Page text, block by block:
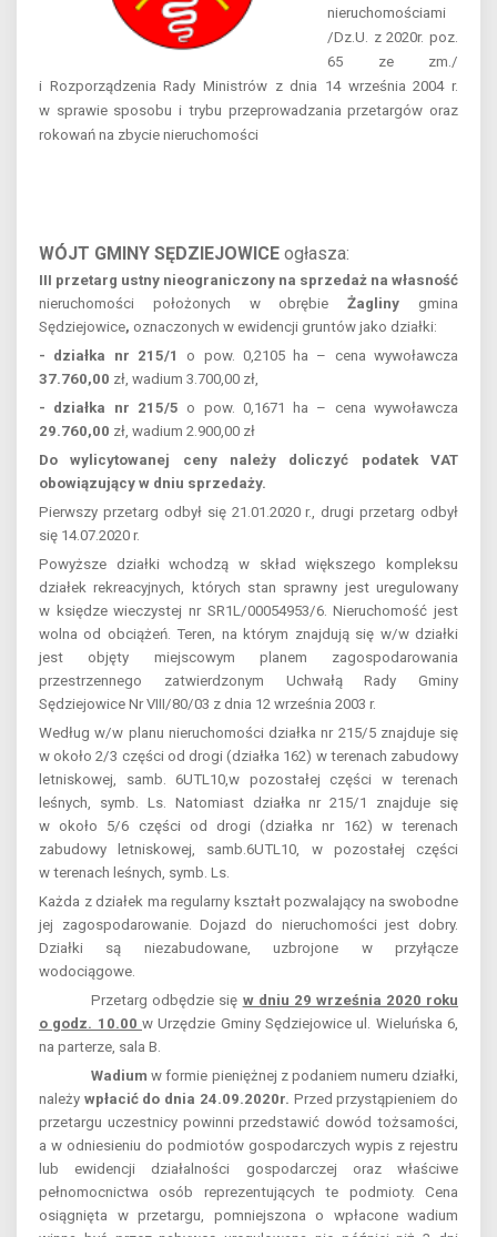
nieruchomościami
/Dz.U. z 2020r. poz.
65 ze zm./
i Rozporządzenia Rady Ministrów z dnia 14 września 2004 r.
w sprawie sposobu i trybu przeprowadzania przetargów oraz
rokowań na zbycie nieruchomości
WÓJT GMINY SĘDZIEJOWICE ogłasza:
III przetarg ustny nieograniczony na sprzedaż na własność
nieruchomości położonych w obrębieŻaglinygmina
Sędziejowice, oznaczonych w ewidencji gruntów jako działki:
- działka nr 215/1 o pow. 0,2105 ha – cena wywoławcza
37.760,00 zł, wadium 3.700,00 zł,
- działka nr 215/5 o pow. 0,1671 ha – cena wywoławcza
29.760,00 zł, wadium 2.900,00 zł
Do wylicytowanej ceny należy doliczyć podatek VAT
obowiązujący w dniu sprzedaży.
Pierwszy przetarg odbył się 21.01.2020 r., drugi przetarg odbył
się 14.07.2020 r.
Powyższe działki wchodzą w skład większego kompleksu
działek rekreacyjnych, których stan sprawny jest uregulowany
w księdze wieczystej nr SR1L/00054953/6. Nieruchomość jest
wolna od obciążeń. Teren, na którym znajdują się w/w działki
jest objęty miejscowym planem zagospodarowania
przestrzennego zatwierdzonym Uchwałą Rady Gminy
Sędziejowice Nr VIII/80/03 z dnia 12 września 2003 r.
Według w/w planu nieruchomości działka nr 215/5 znajduje się
w około 2/3 części od drogi (działka 162) w terenach zabudowy
letniskowej, samb. 6UTL10,w pozostałej części w terenach
leśnych, symb. Ls. Natomiast działka nr 215/1 znajduje się
w około 5/6 części od drogi (działka nr 162) w terenach
zabudowy letniskowej, samb.6UTL10, w pozostałej części
w terenach leśnych, symb. Ls.
Każda z działek ma regularny kształt pozwalający na swobodne
jej zagospodarowanie. Dojazd do nieruchomości jest dobry.
Działki są niezabudowane, uzbrojone w przyłącze
wodociągowe.
Przetarg odbędzie się w dniu 29 września 2020 roku
o godz. 10.00 w Urzędzie Gminy Sędziejowice ul. Wieluńska 6,
na parterze, sala B.
Wadium w formie pieniężnej z podaniem numeru działki,
należy wpłacić do dnia 24.09.2020r. Przed przystąpieniem do
przetargu uczestnicy powinni przedstawić dowód tożsamości,
a w odniesieniu do podmiotów gospodarczych wypis z rejestru
lub ewidencji działalności gospodarczej oraz właściwe
pełnomocnictwa osób reprezentujących te podmioty. Cena
osiągnięta w przetargu, pomniejszona o wpłacone wadium